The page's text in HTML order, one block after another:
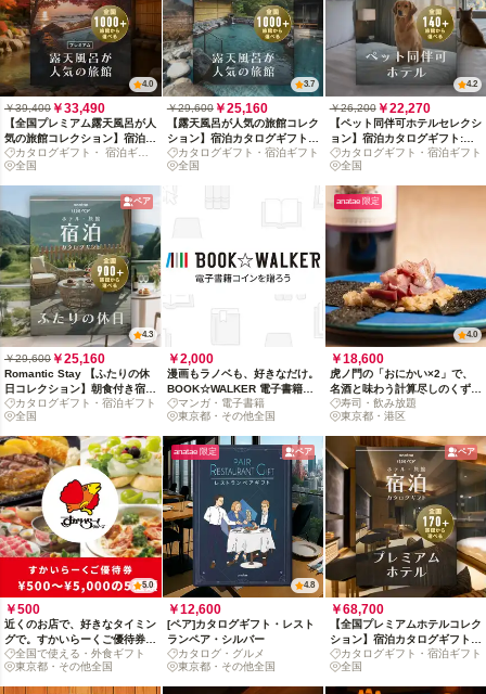
4.0
￥39,400 ￥33,490
【全国プレミアム露天風呂が人
気の旅館コレクション】宿泊カ
タログギフト: 掲載数1,000+施
設〜
カタログギフト・ 宿泊ギフ
ト
全国
3.7
￥29,600￥25,160
【露天風呂が人気の旅館コレク
ション】宿泊カタログギフト:
掲載数1,000+施設〜
カタログギフト・宿泊ギフト
全国
4.2
￥26,200￥22,270
【ペット同伴可ホテルセレクシ
ョン】宿泊カタログギフト:
140+施設〜
カタログギフト・宿泊ギフト
全国
ペア
4.3
￥29,600 ￥25,160
Romantic Stay 【ふたりの休
日コレクション】朝食付き宿泊
カタログギフト: 掲載数900+施
設〜
カタログギフト・宿泊ギフト
全国
￥2,000
漫画もラノベも、好きなだけ。
BOOK☆WALKER 電子書籍コ
インを贈ろう
マンガ・電子書籍
東京都・その他全国
anatae 限定
4.0
￥18,600
虎ノ門の「おにかい×2」で、
名酒と味わう計算尽しのくずし
鮨寿司・飲み放題
東京都・港区
5.0
￥500
近くのお店で、好きなタイミン
グで。すかいらーくご優待券
（全国約2,600店舗対象）
全国で使える・外食ギフト
東京都・その他全国
anatae 限定 ペア
4.8
￥12,600
[ペア]カタログギフト・レスト
ランペア・シルバー
カタログ・グルメ
東京都・その他全国
ペア
￥68,700
【全国プレミアムホテルコレク
ション】宿泊カタログギフト:
掲載数170+施設〜
カタログギフト・宿泊ギフト
全国